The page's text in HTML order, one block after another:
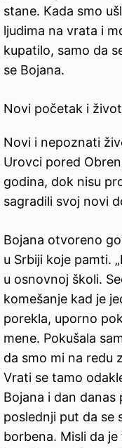
stane. Kada smo
ljudima na vrata i
kupatilo, samo da
se Bojana.
Novi početak i
Novi i nepoznati
Urovci pored
godina, dok nisu
sagradili svoj novi
Bojana otvoreno
u Srbiji koje pamti.
u osnovnoj školi.
komešanje kad je
porekla, uporno
mene. Pokušala
da smo mi na redu
Vrati se tamo
Bojana i dan
poslednji put da se
borbena. Misli da